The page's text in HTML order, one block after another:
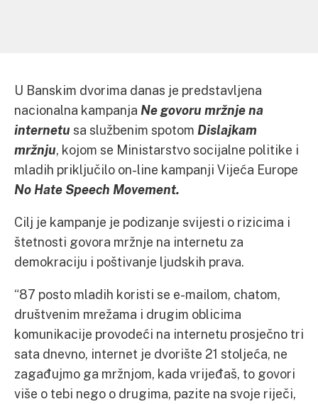
U Banskim dvorima danas je predstavljena
nacionalna kampanja Ne govoru mržnje na
internetu sa službenim spotom Dislajkam
mržnju, kojom se Ministarstvo socijalne politike i
mladih priključilo on-line kampanji Vijeća Europe
No Hate Speech Movement.
Cilj je kampanje je podizanje svijesti o rizicima i
štetnosti govora mržnje na internetu za
demokraciju i poštivanje ljudskih prava.
“87 posto mladih koristi se e-mailom, chatom,
društvenim mrežama i drugim oblicima
komunikacije provodeći na internetu prosječno tri
sata dnevno, internet je dvorište 21 stoljeća, ne
zagađujmo ga mržnjom, kada vrijeđaš, to govori
više o tebi nego o drugima, pazite na svoje riječi,